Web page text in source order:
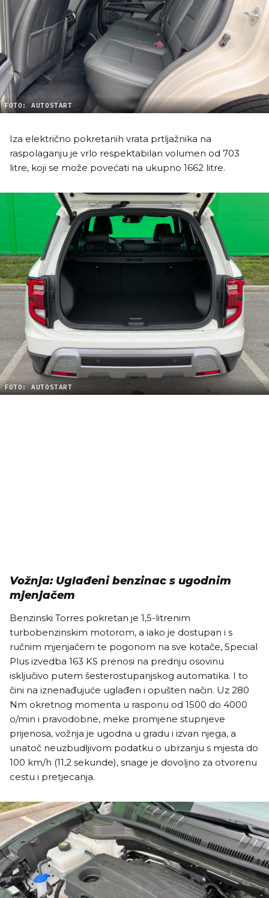
FOTO: AUTOSTART
Iza električno pokretanih vrata prtljažnika na
raspolaganju je vrlo respektabilan volumen od 703
litre, koji se može povećati na ukupno 1662 litre.
FOTO: AUTOSTART
Vožnja: Uglađeni benzinac s ugodnim
mjenjačem
Benzinski Torres pokretan je 1,5-litrenim
turbobenzinskim motorom, a iako je dostupan i s
ručnim mjenjačem te pogonom na sve kotače, Special
Plus izvedba 163 KS prenosi na prednju osovinu
isključivo putem šesterostupanjskog automatika. I to
čini na iznenađujuće uglađen i opušten način. Uz 280
Nm okretnog momenta u rasponu od 1500 do 4000
o/min i pravodobne, meke promjene stupnjeve
prijenosa, vožnja je ugodna u gradu i izvan njega, a
unatoč neuzbudljivom podatku o ubrzanju s mjesta do
100 km/h (11,2 sekunde), snage je dovoljno za otvorenu
cestu i pretjecanja.